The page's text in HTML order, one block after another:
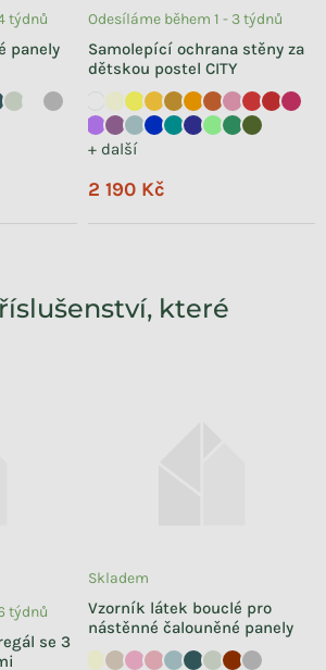
panely
týdnů
Samolepící ochrana stěny za
dětskou postel CITY
+ další
Odesíláme během 1 - 3 týdnů
2 190 Kč
které
se 3
týdnů
Vzorník látek bouclé pro
nástěnné čalouněné panely
Skladem